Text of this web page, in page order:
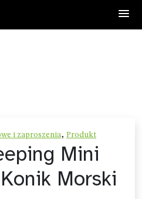
i zaproszenia, Produkt
Mini
Morski